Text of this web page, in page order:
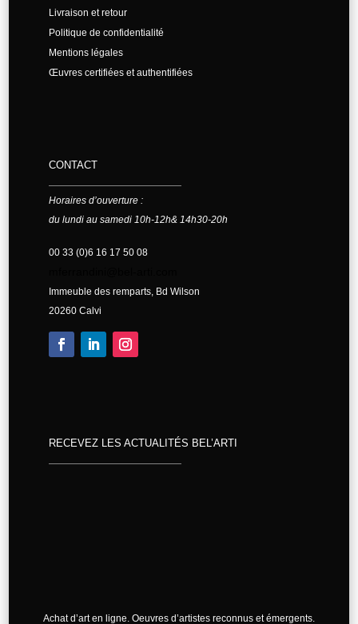
Livraison et retour
Politique de confidentialité
Mentions légales
Œuvres certifiées et authentifiées
CONTACT
Horaires d’ouverture :
du lundi au samedi 10h-12h& 14h30-20h
00 33 (0)6 16 17 50 08
Immeuble des remparts, Bd Wilson
20260 Calvi
RECEVEZ LES ACTUALITÉS BEL’ARTI
Achat d’art en ligne. Oeuvres d’artistes reconnus et émergents.